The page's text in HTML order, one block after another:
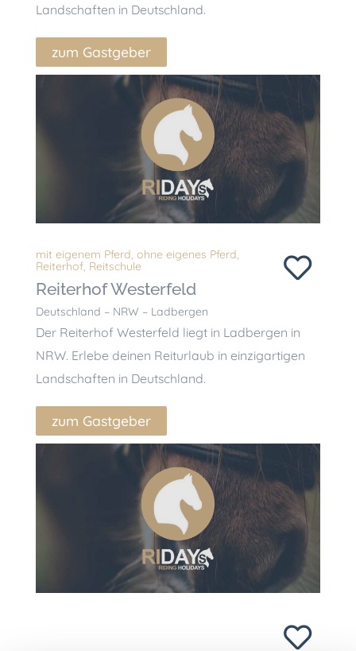
Landschaften in Deutschland.
zum Gastgeber
mit eigenem Pferd, ohne eigenes Pferd,
Reiterhof, Reitschule
Reiterhof Westerfeld
Deutschland – NRW – Ladbergen
Der Reiterhof Westerfeld liegt in Ladbergen in
NRW. Erlebe deinen Reiturlaub in einzigartigen
Landschaften in Deutschland.
zum Gastgeber